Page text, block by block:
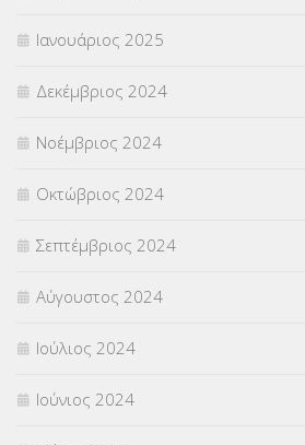
Ιανουάριος 2025
Δεκέμβριος 2024
Νοέμβριος 2024
Οκτώβριος 2024
Σεπτέμβριος 2024
Αύγουστος 2024
Ιούλιος 2024
Ιούνιος 2024